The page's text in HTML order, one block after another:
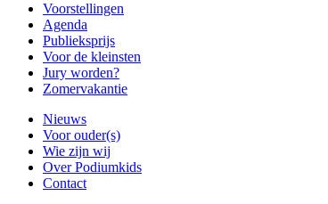
Voorstellingen
Agenda
Publieksprijs
Voor de kleinsten
Jury worden?
Zomervakantie
Nieuws
Voor ouder(s)
Wie zijn wij
Over Podiumkids
Contact